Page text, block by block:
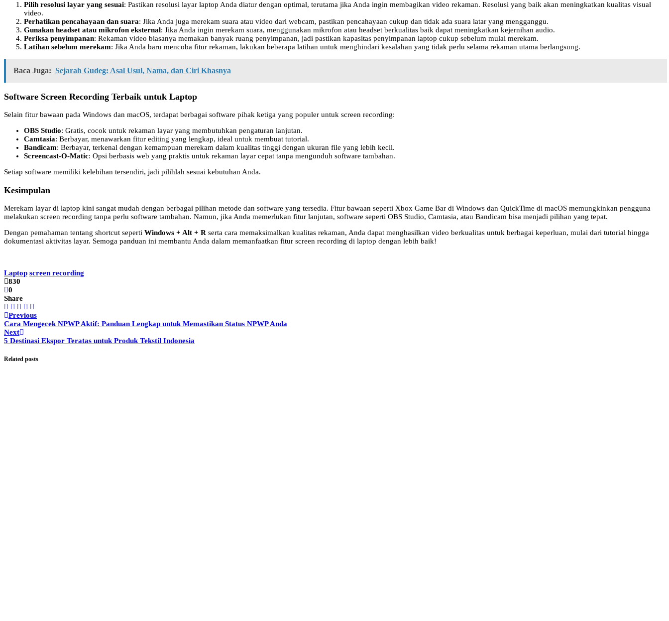
Pilih resolusi layar yang sesuai: Pastikan resolusi layar laptop Anda diatur dengan optimal, terutama jika Anda ingin membagikan video rekaman. Resolusi yang baik akan meningkatkan kualitas visual
video.
Perhatikan pencahayaan dan suara: Jika Anda juga merekam suara atau video dari webcam, pastikan pencahayaan cukup dan tidak ada suara latar yang mengganggu.
Gunakan headset atau mikrofon eksternal: Jika Anda ingin merekam suara, menggunakan mikrofon atau headset berkualitas baik dapat meningkatkan kejernihan audio.
Periksa penyimpanan: Rekaman video biasanya memakan banyak ruang penyimpanan, jadi pastikan kapasitas penyimpanan laptop cukup sebelum mulai merekam.
Latihan sebelum merekam: Jika Anda baru mencoba fitur rekaman, lakukan beberapa latihan untuk menghindari kesalahan yang tidak perlu selama rekaman utama berlangsung.
Baca Juga: Sejarah Gudeg: Asal Usul, Nama, dan Ciri Khasnya
Software Screen Recording Terbaik untuk Laptop
Selain fitur bawaan pada Windows dan macOS, terdapat berbagai software pihak ketiga yang populer untuk screen recording:
OBS Studio: Gratis, cocok untuk rekaman layar yang membutuhkan pengaturan lanjutan.
Camtasia: Berbayar, menawarkan fitur editing yang lengkap, ideal untuk membuat tutorial.
Bandicam: Berbayar, terkenal dengan kemampuan merekam dalam kualitas tinggi dengan ukuran file yang lebih kecil.
Screencast-O-Matic: Opsi berbasis web yang praktis untuk rekaman layar cepat tanpa mengunduh software tambahan.
Setiap software memiliki kelebihan tersendiri, jadi pilihlah sesuai kebutuhan Anda.
Kesimpulan
Merekam layar di laptop kini sangat mudah dengan berbagai pilihan metode dan software yang tersedia. Fitur bawaan seperti Xbox Game Bar di Windows dan QuickTime di macOS memungkinkan pengguna
melakukan screen recording tanpa perlu software tambahan. Namun, jika Anda memerlukan fitur lanjutan, software seperti OBS Studio, Camtasia, atau Bandicam bisa menjadi pilihan yang tepat.
Dengan pemahaman tentang shortcut seperti Windows + Alt + R serta cara memaksimalkan kualitas rekaman, Anda dapat menghasilkan video berkualitas untuk berbagai keperluan, mulai dari tutorial hingga
dokumentasi aktivitas layar. Semoga panduan ini membantu Anda dalam memanfaatkan fitur screen recording di laptop dengan lebih baik!
Laptop screen recording
830
0
Share
Previous
Cara Mengecek NPWP Aktif: Panduan Lengkap untuk Memastikan Status NPWP Anda
Next
5 Destinasi Ekspor Teratas untuk Produk Tekstil Indonesia
Related posts